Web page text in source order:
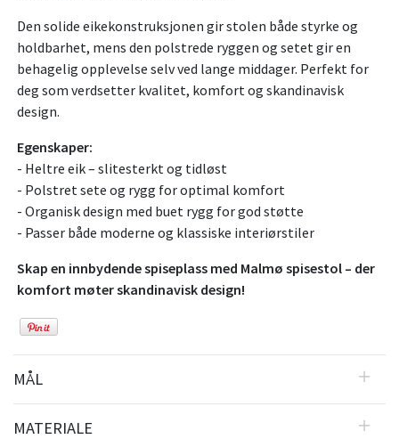
Den solide eikekonstruksjonen gir stolen både styrke og
holdbarhet, mens den polstrede ryggen og setet gir en
behagelig opplevelse selv ved lange middager. Perfekt for
deg som verdsetter kvalitet, komfort og skandinavisk
design.
Egenskaper:
- Heltre eik – slitesterkt og tidløst
- Polstret sete og rygg for optimal komfort
- Organisk design med buet rygg for god støtte
- Passer både moderne og klassiske interiørstiler
Skap en innbydende spiseplass med Malmø spisestol – der
komfort møter skandinavisk design!
MÅL
MATERIALE